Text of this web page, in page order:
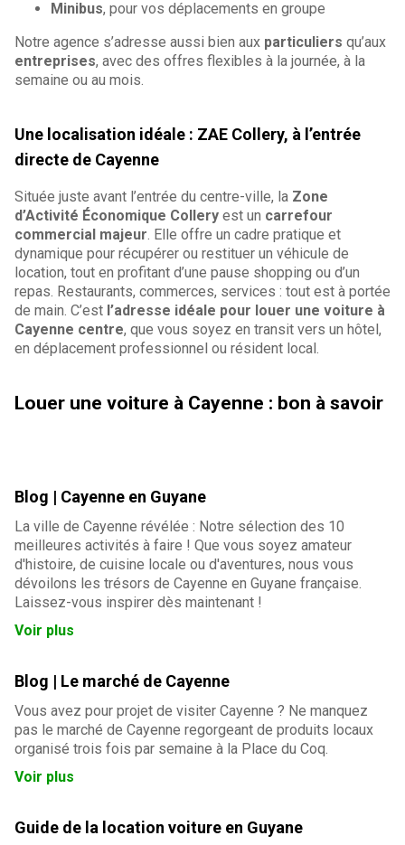
Minibus, pour vos déplacements en groupe
Notre agence s’adresse aussi bien aux particuliers qu’aux
entreprises, avec des offres flexibles à la journée, à la
semaine ou au mois.
Une localisation idéale : ZAE Collery, à l’entrée
directe de Cayenne
Située juste avant l’entrée du centre-ville, la Zone
d’Activité Économique Collery est un carrefour
commercial majeur. Elle offre un cadre pratique et
dynamique pour récupérer ou restituer un véhicule de
location, tout en profitant d’une pause shopping ou d’un
repas. Restaurants, commerces, services : tout est à portée
de main. C’est l’adresse idéale pour louer une voiture à
Cayenne centre, que vous soyez en transit vers un hôtel,
en déplacement professionnel ou résident local.
Louer une voiture à Cayenne : bon à savoir
Blog | Cayenne en Guyane
La ville de Cayenne révélée : Notre sélection des 10
meilleures activités à faire ! Que vous soyez amateur
d'histoire, de cuisine locale ou d'aventures, nous vous
dévoilons les trésors de Cayenne en Guyane française.
Laissez-vous inspirer dès maintenant !
Voir plus
Blog | Le marché de Cayenne
Vous avez pour projet de visiter Cayenne ? Ne manquez
pas le marché de Cayenne regorgeant de produits locaux
organisé trois fois par semaine à la Place du Coq.
Voir plus
Guide de la location voiture en Guyane